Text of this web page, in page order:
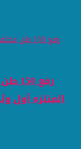
رفع
المنتزه أول